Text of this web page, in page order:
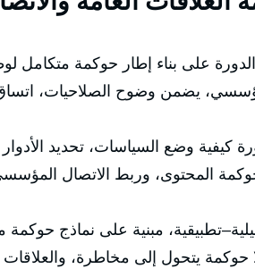
على بناء إطار حوكمة متكامل
يضمن وضوح الصلاحيات،
كيفية وضع السياسات، تحديد
المحتوى، وربط الاتصال
مبنية على نماذج
حوكمة يتحول إلى مخاطرة،